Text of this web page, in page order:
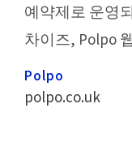
예약제로 운영
차이즈, Polpo
Polpo
polpo.co.uk